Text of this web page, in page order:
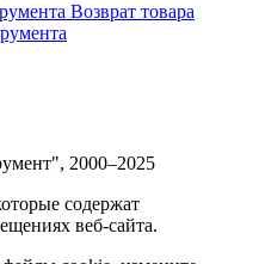
Возврат товара
2000–2025
содержат
веб-сайта.